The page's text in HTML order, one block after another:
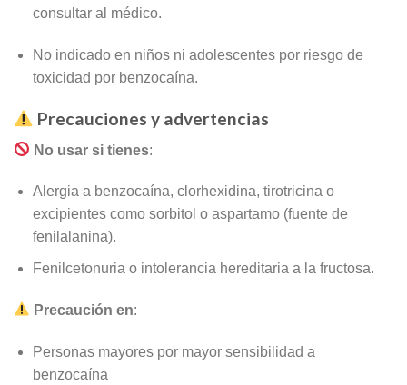
consultar al médico.
No indicado en niños ni adolescentes por riesgo de
toxicidad por benzocaína.
Precauciones y advertencias
No usar si tienes:
Alergia a benzocaína, clorhexidina, tirotricina o
excipientes como sorbitol o aspartamo (fuente de
fenilalanina).
Fenilcetonuria o intolerancia hereditaria a la fructosa.
Precaución en:
Personas mayores por mayor sensibilidad a
benzocaína